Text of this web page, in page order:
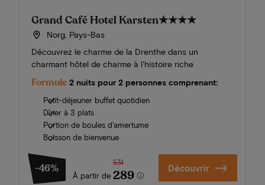
Grand Café Hotel Karsten★★★★
Norg, Pays-Bas
Découvrez le charme de la Drenthe dans un
charmant hôtel de charme à l'histoire riche
Formule 2 nuits pour 2 personnes comprenant:
Petit-déjeuner buffet quotidien
Dîner à 3 plats
Portion de boules d'amertume
Boisson de bienvenue
-46%
À partir de
531
289 Découvrir